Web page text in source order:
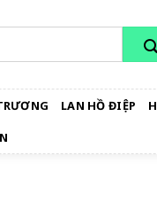
LAN HỒ ĐIỆP